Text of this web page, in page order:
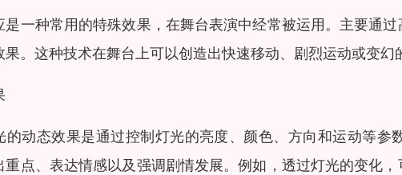
是一种常用的特殊效果，在舞台表演中经常被运用。主要通
果。这种技术在舞台上可以创造出快速移动、剧烈运动或变幻
的动态效果是通过控制灯光的亮度、颜色、方向和运动等
重点、表达情感以及强调剧情发展。例如，透过灯光的变化